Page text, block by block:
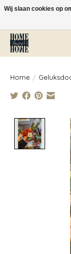
Vóór 14:00 besteld,
Home /
Wij slaan cookies op